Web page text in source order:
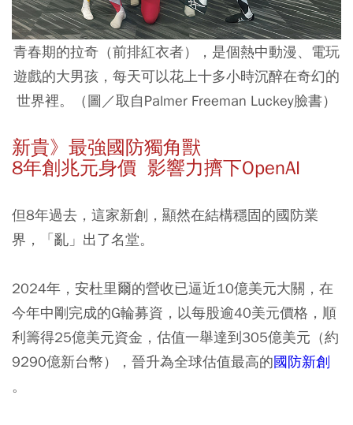
青春期的拉奇（前排紅衣者），是個熱中動漫、電玩
遊戲的大男孩，每天可以花上十多小時沉醉在奇幻的
世界裡。（圖／取自Palmer Freeman Luckey臉書）
新貴》最強國防獨角獸
8年創兆元身價 影響力擠下OpenAI
但8年過去，這家新創，顯然在結構穩固的國防業
界，「亂」出了名堂。
2024年，安杜里爾的營收已逼近10億美元大關，在
今年中剛完成的G輪募資，以每股逾40美元價格，順
利籌得25億美元資金，估值一舉達到305億美元（約
9290億新台幣），晉升為全球估值最高的國防新創
。